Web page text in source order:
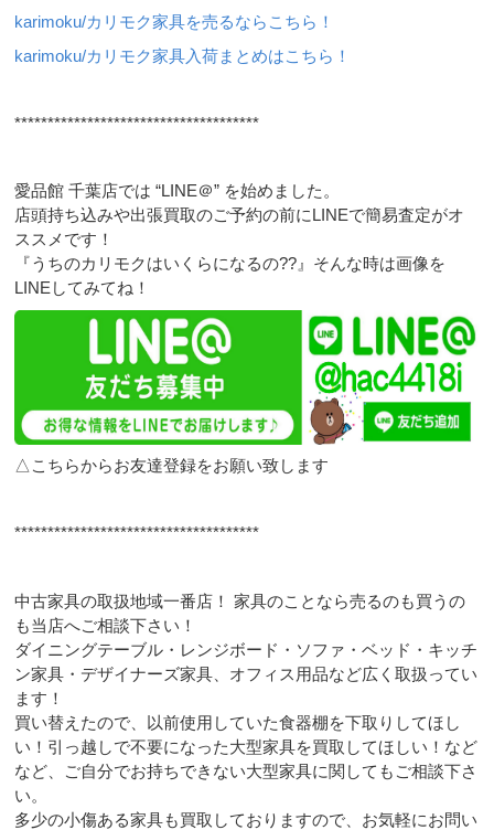
karimoku/カリモク家具を売るならこちら！
karimoku/カリモク家具入荷まとめはこちら！
*************************************
愛品館 千葉店では “LINE＠” を始めました。
店頭持ち込みや出張買取のご予約の前にLINEで簡易査定がオ
ススメです！
『うちのカリモクはいくらになるの??』そんな時は画像を
LINEしてみてね！
△こちらからお友達登録をお願い致します
*************************************
中古家具の取扱地域一番店！ 家具のことなら売るのも買うの
も当店へご相談下さい！
ダイニングテーブル・レンジボード・ソファ・ベッド・キッチ
ン家具・デザイナーズ家具、オフィス用品など広く取扱ってい
ます！
買い替えたので、以前使用していた食器棚を下取りしてほし
い！引っ越しで不要になった大型家具を買取してほしい！など
など、ご自分でお持ちできない大型家具に関してもご相談下さ
い。
多少の小傷ある家具も買取しておりますので、お気軽にお問い